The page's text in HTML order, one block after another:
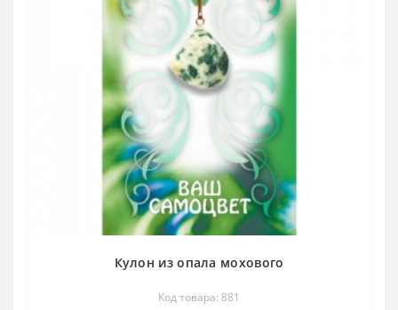
Кулон из опала мохового
Код товара: 881